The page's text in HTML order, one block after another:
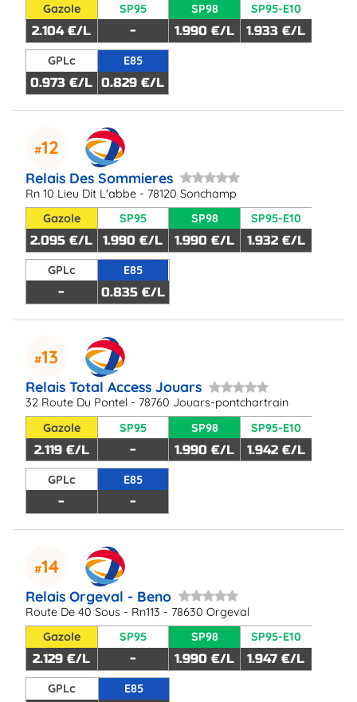
Gazole
2.104 €/L
SP95
-
SP98
1.990 €/L
SP95-E10
1.933 €/L
GPLc
0.973 €/L
E85
0.829 €/L
12
Relais Des Sommieres
Rn 10 Lieu Dit L'abbe - 78120 Sonchamp
Gazole
2.095 €/L
SP95
1.990 €/L
SP98
1.990 €/L
SP95-E10
1.932 €/L
GPLc
-
E85
0.835 €/L
13
Relais Total Access Jouars
32 Route Du Pontel - 78760 Jouars-pontchartrain
Gazole
2.119 €/L
SP95
-
SP98
1.990 €/L
SP95-E10
1.942 €/L
GPLc
-
E85
-
14
Relais Orgeval - Beno
Route De 40 Sous - Rn113 - 78630 Orgeval
Gazole
2.129 €/L
SP95
-
SP98
1.990 €/L
SP95-E10
1.947 €/L
GPLc E85